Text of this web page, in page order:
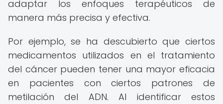
adaptar los enfoques terapéuticos de
manera más precisa y efectiva.
Por ejemplo, se ha descubierto que ciertos
medicamentos utilizados en el tratamiento
del cáncer pueden tener una mayor eficacia
en pacientes con ciertos patrones de
metilación del ADN. Al identificar estos